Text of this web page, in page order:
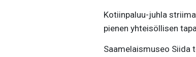
Kotiinpaluu-juhla
pienen yhteisöllisen
Saamelaismuseo Siida